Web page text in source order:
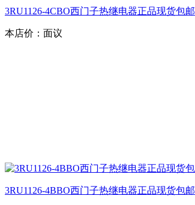
3RU1126-4CBO西门子热继电器正品现货包邮
本店价： 面议
3RU1126-4BBO西门子热继电器正品现货包邮